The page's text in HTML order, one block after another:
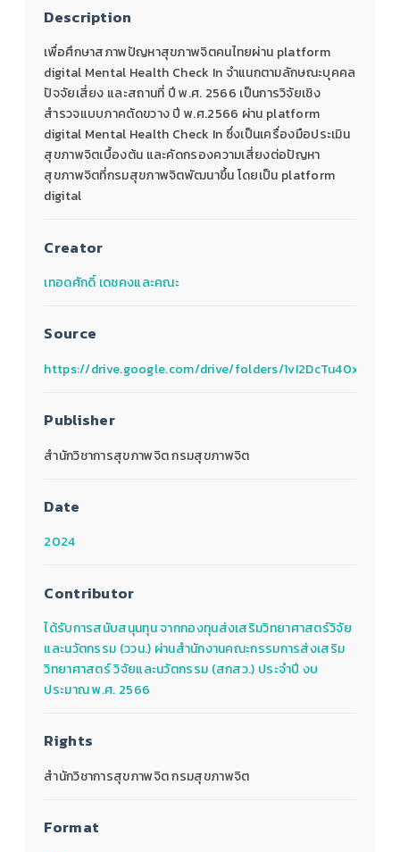
Description
เพื่อศึกษาสภาพปัญหาสุขภาพจิตคนไทยผ่าน platform
digital Mental Health Check In จำแนกตามลักษณะบุคคล
ปัจจัยเสี่ยง และสถานที่ ปี พ.ศ. 2566 เป็นการวิจัยเชิง
สำรวจแบบภาคตัดขวาง ปี พ.ศ.2566 ผ่าน platform
digital Mental Health Check In ซึ่งเป็นเครื่องมือประเมิน
สุขภาพจิตเบื้องต้น และคัดกรองความเสี่ยงต่อปัญหา
สุขภาพจิตที่กรมสุขภาพจิตพัฒนาขึ้น โดยเป็น platform
digital
Creator
เทอดศักดิ์ เดชคงและคณะ
Source
https://drive.google.com/drive/folders/
Publisher
สำนักวิชาการสุขภาพจิต กรมสุขภาพจิต
Date
2024
Contributor
ได้รับการสนับสนุนทุน จากกองทุนส่งเสริมวิทยาศาสตร์วิจัย
และนวัตกรรม (ววน.) ผ่านสำนักงานคณะกรรมการส่งเสริม
วิทยาศาสตร์ วิจัยและนวัตกรรม (สกสว.) ประจำปี งบ
ประมาณ พ.ศ. 2566
Rights
สำนักวิชาการสุขภาพจิต กรมสุขภาพจิต
Format